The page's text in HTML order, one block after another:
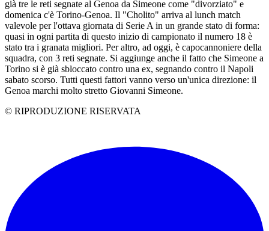
già tre le reti segnate al Genoa da Simeone come "divorziato" e
domenica c'è Torino-Genoa. Il "Cholito" arriva al lunch match
valevole per l'ottava giornata di Serie A in un grande stato di forma:
quasi in ogni partita di questo inizio di campionato il numero 18 è
stato tra i granata migliori. Per altro, ad oggi, è capocannoniere della
squadra, con 3 reti segnate. Si aggiunge anche il fatto che Simeone a
Torino si è già sbloccato contro una ex, segnando contro il Napoli
sabato scorso. Tutti questi fattori vanno verso un'unica direzione: il
Genoa marchi molto stretto Giovanni Simeone.
© RIPRODUZIONE RISERVATA